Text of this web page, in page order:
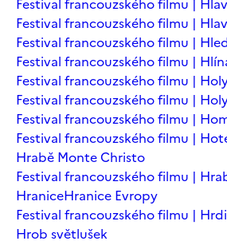
Festival francouzského filmu |
Festival francouzského filmu |
Festival francouzského filmu |
Festival francouzského filmu |
Festival francouzského filmu |
Festival francouzského filmu |
Festival francouzského filmu |
Hrabě Monte Christo
Festival francouzského filmu |
HraniceHranice Evropy
Festival francouzského filmu |
Hrob světlušek